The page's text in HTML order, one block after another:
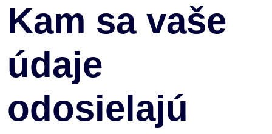
Kam sa vaše
údaje
odosielajú